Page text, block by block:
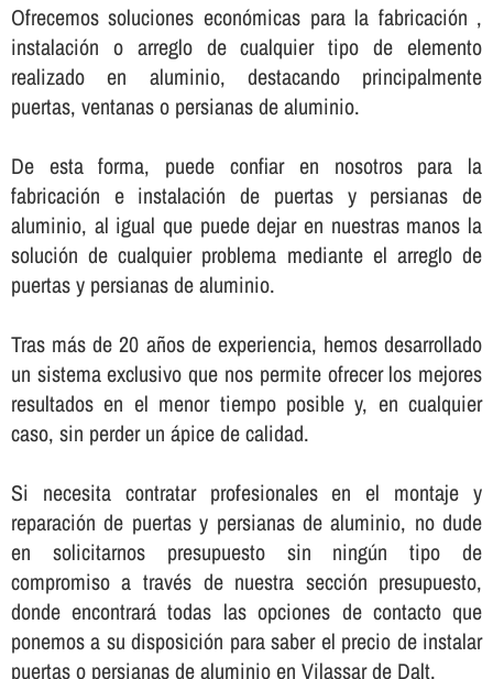
Ofrecemos soluciones económicas para la fabricación ,
instalación o arreglo de cualquier tipo de elemento
realizado en aluminio, destacando principalmente
puertas, ventanas o persianas de aluminio.
De esta forma, puede confiar en nosotros para la
fabricación e instalación de puertas y persianas de
aluminio, al igual que puede dejar en nuestras manos la
solución de cualquier problema mediante el arreglo de
puertas y persianas de aluminio.
Tras más de 20 años de experiencia, hemos desarrollado
un sistema exclusivo que nos permite ofrecer los mejores
resultados en el menor tiempo posible y, en cualquier
caso, sin perder un ápice de calidad.
Si necesita contratar profesionales en el montaje y
reparación de puertas y persianas de aluminio, no dude
en solicitarnos presupuesto sin ningún tipo de
compromiso a través de nuestra sección presupuesto,
donde encontrará todas las opciones de contacto que
ponemos a su disposición para saber el precio de instalar
puertas o persianas de aluminio en Vilassar de Dalt.